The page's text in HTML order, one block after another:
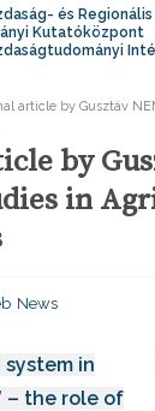
és Regionális
Kutatóközpont
article by Gusztáv
by
in
News
in
– the role of